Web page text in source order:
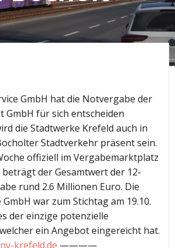
GmbH hat die Notvergabe der
GmbH für sich entscheiden
die Stadtwerke Krefeld auch in
Stadtverkehr präsent sein.
offiziell im Vergabemarktplatz
beträgt der Gesamtwert der 12-
rund 2.6 Millionen Euro. Die
GmbH war zum Stichtag am 19.10.
der einzige potenzielle
ein Angebot eingereicht hat.
krefeld.de ————